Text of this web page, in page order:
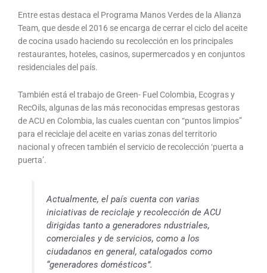
Entre estas destaca el Programa Manos Verdes de la Alianza
Team, que desde el 2016 se encarga de cerrar el ciclo del aceite
de cocina usado haciendo su recolección en los principales
restaurantes, hoteles, casinos, supermercados y en conjuntos
residenciales del país.
También está el trabajo de Green- Fuel Colombia, Ecogras y
RecOils, algunas de las más reconocidas empresas gestoras
de ACU en Colombia, las cuales cuentan con “puntos limpios”
para el reciclaje del aceite en varias zonas del territorio
nacional y ofrecen también el servicio de recolección ‘puerta a
puerta’.
Actualmente, el país cuenta con varias
iniciativas de reciclaje y recolección de ACU
dirigidas tanto a generadores ndustriales,
comerciales y de servicios, como a los
ciudadanos en general, catalogados como
“generadores domésticos”.